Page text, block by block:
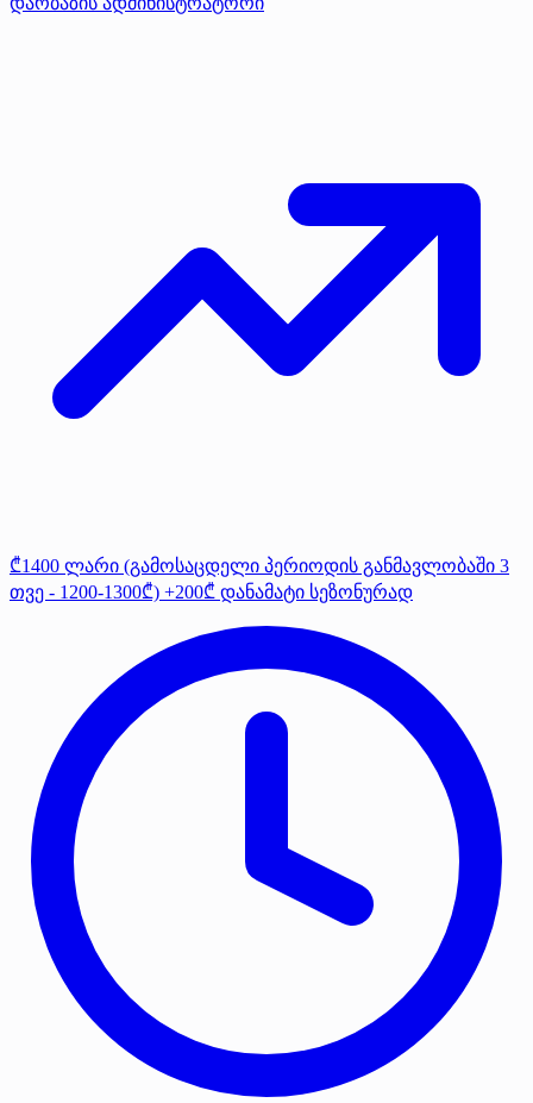
₾1400 ლარი (გამოსაცდელი პერიოდის განმავლობაში 3
თვე - 1200-1300₾) +200₾ დანამატი სეზონურად